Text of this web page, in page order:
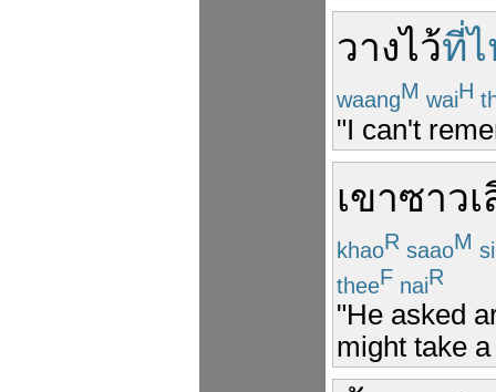
วางไว้ที่
waangM waiH
"I can't
เขาซาวเ
khaoR saaoM
theeF naiR
"He asked
might take